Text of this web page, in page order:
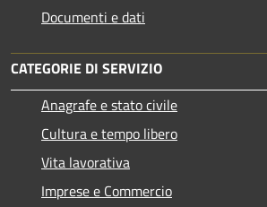
Documenti e dati
CATEGORIE DI SERVIZIO
Anagrafe e stato civile
Cultura e tempo libero
Vita lavorativa
Imprese e Commercio